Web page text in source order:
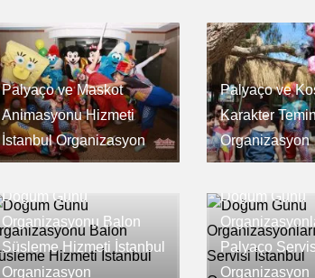
Palyaço ve Maskot
Animasyonu Hizmeti
İstanbul Organizasyon
Palyaço ve
Karakter
Organizasyon
Doğum Günü
Organizasyonu Balon
Süsleme Hizmeti İstanbul
Organizasyon
Doğum Günü
Palyaço
Organizasyon